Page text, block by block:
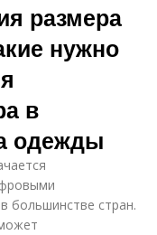
размера
нужно
в
одежды
большинстве стран.